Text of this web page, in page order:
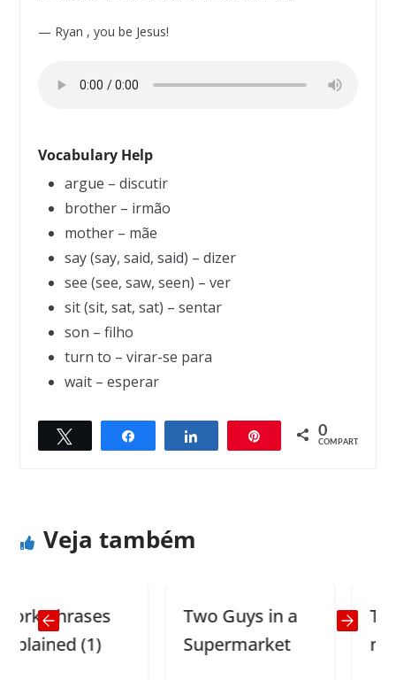
— Ryan , you be Jesus!
Vocabulary Help
argue – discutir
brother – irmão
mother – mãe
say (say, said, said) – dizer
see (see, saw, seen) – ver
sit (sit, sat, sat) – sentar
son – filho
turn to – virar-se para
wait – esperar
Compartilhar Compartilhar 0
COMPART.
← Previous
Next →
Veja também
Phrases
(1)
Two Guys in a
Supermarket
The